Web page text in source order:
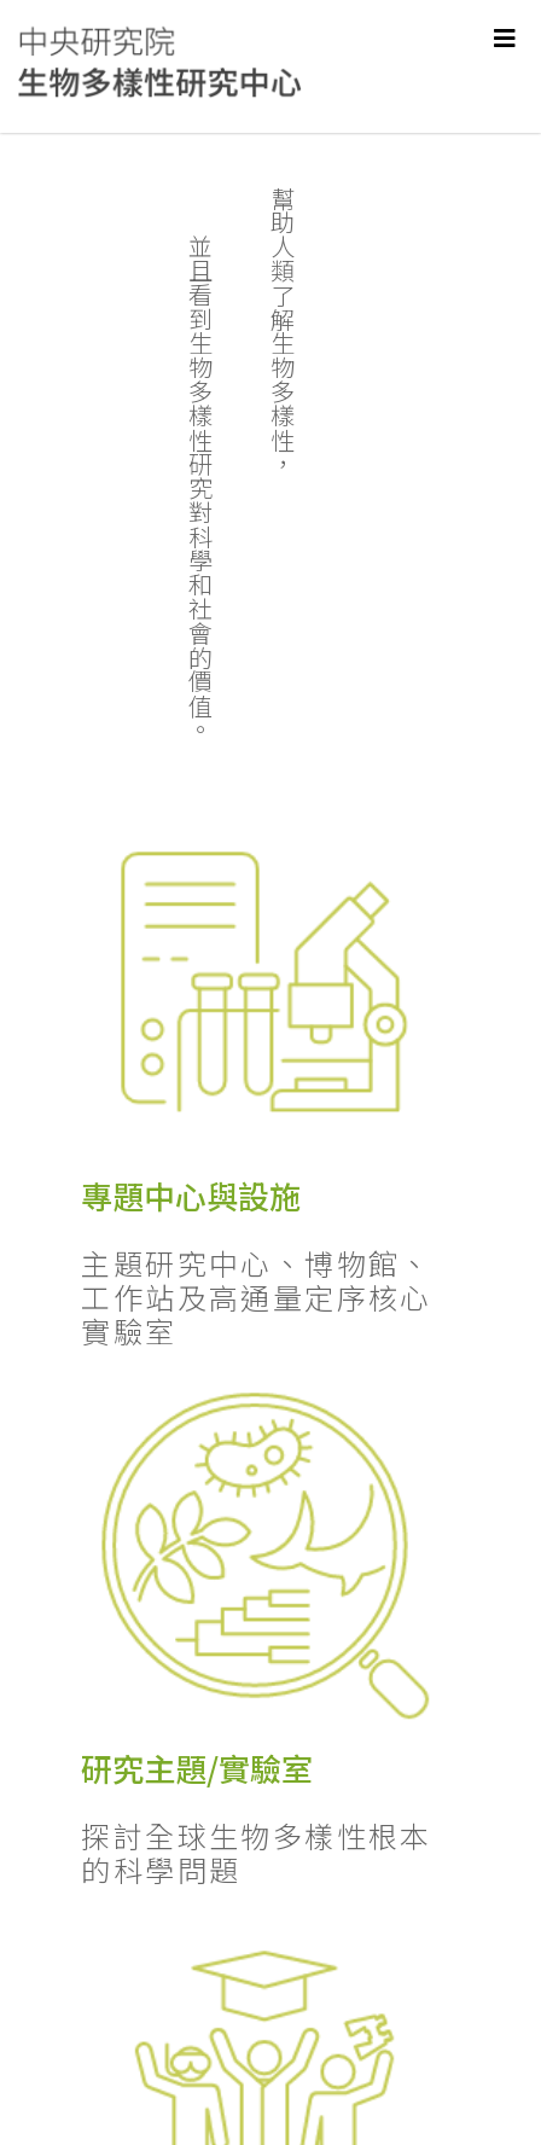
幫助人類了解生物多樣性，
並且看到生物多樣性研究對科學和社會的價值。
專題中心與設施
主題研究中心、博物館、
工作站及高通量定序核心
實驗室
研究主題/實驗室
探討全球生物多樣性根本
的科學問題